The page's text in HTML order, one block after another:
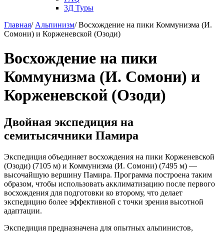
3Д Туры
Главная/ Альпинизм/ Восхождение на пики Коммунизма (И.
Сомони) и Корженевской (Озоди)
Восхождение на пики
Коммунизма (И. Сомони) и
Корженевской (Озоди)
Двойная экспедиция на
семитысячники Памира
Экспедиция объединяет восхождения на пики Корженевской
(Озоди) (7105 м) и Коммунизма (И. Сомони) (7495 м) —
высочайшую вершину Памира. Программа построена таким
образом, чтобы использовать акклиматизацию после первого
восхождения для подготовки ко второму, что делает
экспедицию более эффективной с точки зрения высотной
адаптации.
Экспедиция предназначена для опытных альпинистов,